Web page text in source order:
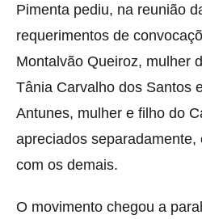
Pimenta pediu, na reunião
requerimentos de
Montalvão Queiroz, mulher
Tânia Carvalho dos Santos
Antunes, mulher e filho do
apreciados separadamente,
com os demais.
O movimento chegou a